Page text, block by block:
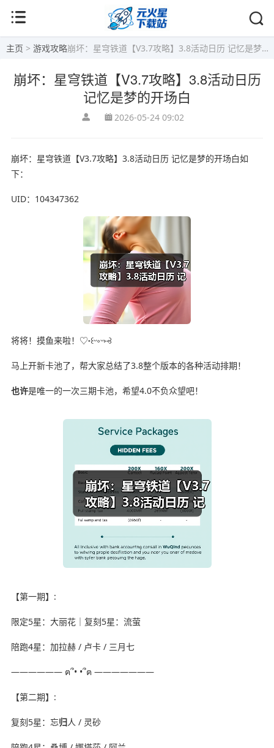
主页 > 游戏攻略崩坏：星穹铁道【V3.7攻略】3.8活动日历 记忆是梦的开场白
崩坏：星穹铁道【V3.7攻略】3.8活动日历
记忆是梦的开场白
2026-05-24 09:02
崩坏：星穹铁道【V3.7攻略】3.8活动日历 记忆是梦的开场白如
下：
UID：104347362
将将！摸鱼来啦！♡˖꒰ᵕ༚ᵕ⑅꒱
马上开新卡池了，帮大家总结了3.8整个版本的各种活动排期！
也许是唯一的一次三期卡池，希望4.0不负众望吧！
【第一期】:
限定5星：大丽花｜复刻5星：流萤
陪跑4星：加拉赫 / 卢卡 / 三月七
—————— ฅ՞• •՞ฅ ———————
【第二期】:
复刻5星：忘归人 / 灵砂